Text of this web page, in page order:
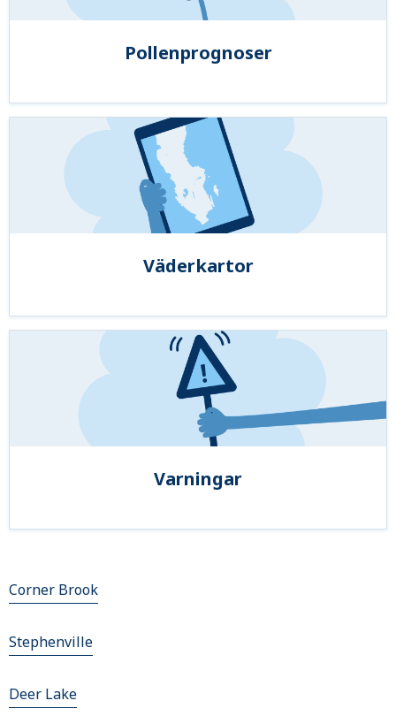
Pollenprognoser
Väderkartor
Varningar
Corner Brook
Stephenville
Deer Lake